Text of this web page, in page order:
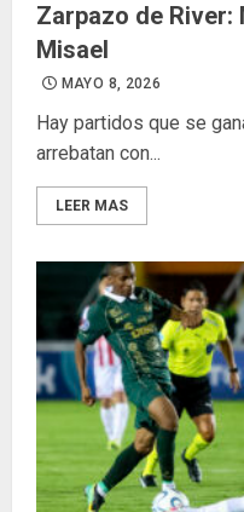
Zarpazo de River:
Misael
MAYO 8, 2026
Hay partidos que se
arrebatan con...
LEER MAS